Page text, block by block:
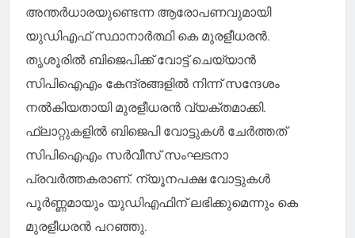
അന്തർധാരയുണ്ടെന്ന ആരോപണവുമായി
യുഡിഎഫ് സ്ഥാനാർത്ഥി കെ മുരളീധരൻ.
തൃശൂരിൽ ബിജെപിക്ക് വോട്ട് ചെയ്യാൻ
സിപിഐഎം കേന്ദ്രങ്ങളിൽ നിന്ന് സന്ദേശം
നൽകിയതായി മുരളീധരൻ വ്യക്തമാക്കി.
ഫ്ലാറ്റുകളിൽ ബിജെപി വോട്ടുകൾ ചേർത്തത്
സിപിഐഎം സർവീസ് സംഘടനാ
പ്രവർത്തകരാണ്. ന്യൂനപക്ഷ വോട്ടുകൾ
പൂർണ്ണമായും യുഡിഎഫിന് ലഭിക്കുമെന്നും കെ
മുരളീധരൻ പറഞ്ഞു.